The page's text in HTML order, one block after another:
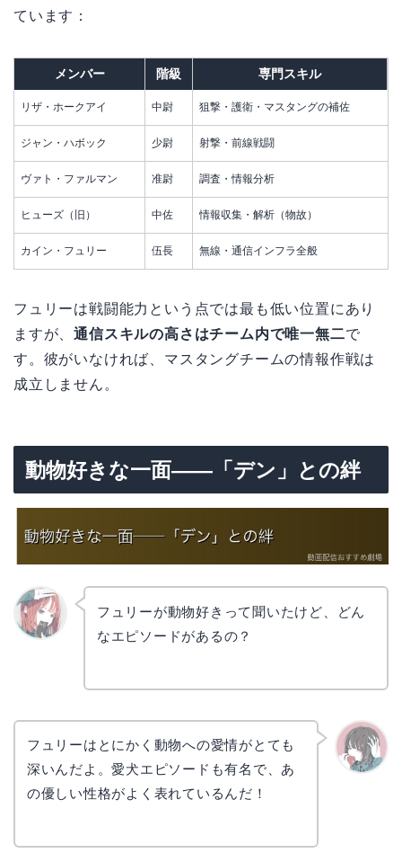
ています：
メンバー 階級 専門スキル
リザ・ホークアイ 中尉 狙撃・護衛・マスタングの補佐
ジャン・ハボック 少尉 射撃・前線戦闘
ヴァト・ファルマン 准尉 調査・情報分析
ヒューズ（旧） 中佐 情報収集・解析（物故）
カイン・フュリー 伍長 無線・通信インフラ全般
フュリーは戦闘能力という点では最も低い位置にあり
ますが、通信スキルの高さはチーム内で唯一無二で
す。彼がいなければ、マスタングチームの情報作戦は
成立しません。
動物好きな一面——「デン」との絆
フュリーが動物好きって聞いたけど、どん
なエピソードがあるの？
フュリーはとにかく動物への愛情がとても
深いんだよ。愛犬エピソードも有名で、あ
の優しい性格がよく表れているんだ！